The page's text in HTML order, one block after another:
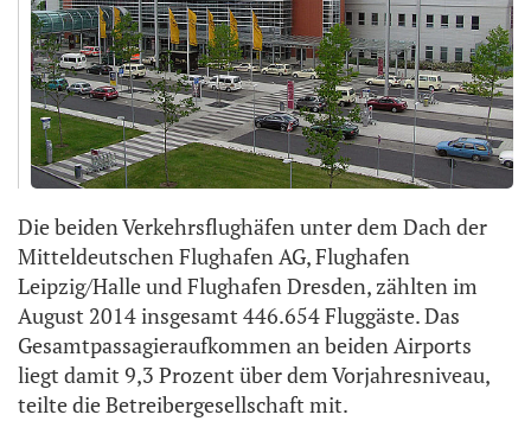
Die beiden Verkehrsflughäfen unter dem Dach der
Mitteldeutschen Flughafen AG, Flughafen
Leipzig/Halle und Flughafen Dresden, zählten im
August 2014 insgesamt 446.654 Fluggäste. Das
Gesamtpassagieraufkommen an beiden Airports
liegt damit 9,3 Prozent über dem Vorjahresniveau,
teilte die Betreibergesellschaft mit.